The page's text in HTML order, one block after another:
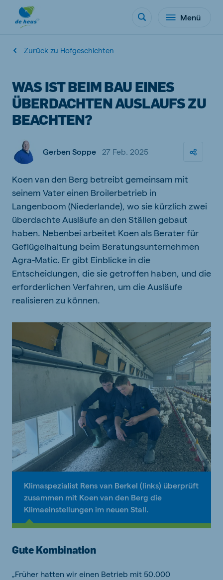
Menü
Zurück zu Hofgeschichten
WAS IST BEIM BAU EINES
ÜBERDACHTEN AUSLAUFS ZU
BEACHTEN?
Gerben Soppe 27 Feb. 2025
Koen van den Berg betreibt gemeinsam mit
seinem Vater einen Broilerbetrieb in
Langenboom (Niederlande), wo sie kürzlich zwei
überdachte Ausläufe an den Ställen gebaut
haben. Nebenbei arbeitet Koen als Berater für
Geflügelhaltung beim Beratungsunternehmen
Agra-Matic. Er gibt Einblicke in die
Entscheidungen, die sie getroffen haben, und die
erforderlichen Verfahren, um die Ausläufe
realisieren zu können.
Klimaspezialist Rens van Berkel (links) überprüft
zusammen mit Koen van den Berg die
Klimaeinstellungen im neuen Stall.
Gute Kombination
„Früher hatten wir einen Betrieb mit 50.000